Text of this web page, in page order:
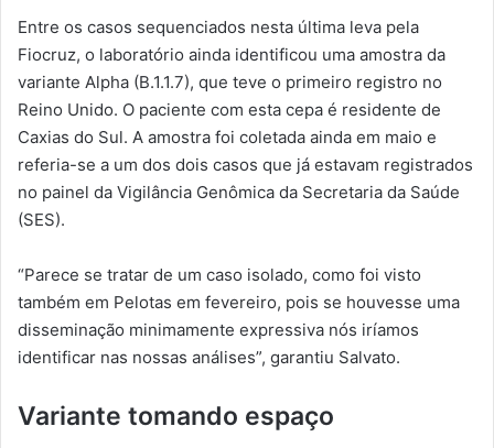
Entre os casos sequenciados nesta última leva pela
Fiocruz, o laboratório ainda identificou uma amostra da
variante Alpha (B.1.1.7), que teve o primeiro registro no
Reino Unido. O paciente com esta cepa é residente de
Caxias do Sul. A amostra foi coletada ainda em maio e
referia-se a um dos dois casos que já estavam registrados
no painel da Vigilância Genômica da Secretaria da Saúde
(SES).
“Parece se tratar de um caso isolado, como foi visto
também em Pelotas em fevereiro, pois se houvesse uma
disseminação minimamente expressiva nós iríamos
identificar nas nossas análises”, garantiu Salvato.
Variante tomando espaço